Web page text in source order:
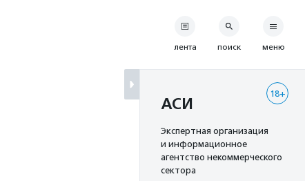
лента поиск меню
18+
АСИ
Экспертная организация
и информационное
агентство некоммерческого
сектора